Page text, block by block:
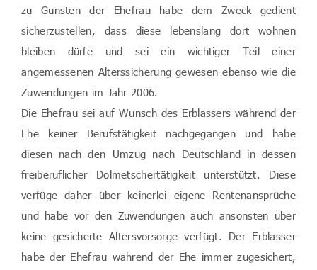
zu Gunsten der Ehefrau habe dem Zweck gedient
sicherzustellen, dass diese lebenslang dort wohnen
bleiben dürfe und sei ein wichtiger Teil einer
angemessenen Alterssicherung gewesen ebenso wie die
Zuwendungen im Jahr 2006.
Die Ehefrau sei auf Wunsch des Erblassers während der
Ehe keiner Berufstätigkeit nachgegangen und habe
diesen nach den Umzug nach Deutschland in dessen
freiberuflicher Dolmetschertätigkeit unterstützt. Diese
verfüge daher über keinerlei eigene Rentenansprüche
und habe vor den Zuwendungen auch ansonsten über
keine gesicherte Altersvorsorge verfügt. Der Erblasser
habe der Ehefrau während der Ehe immer zugesichert,